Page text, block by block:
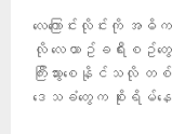
လေကြောင်းလိုင်းကို အ
လို လေယာဥ်ခရီးစဥ်တွ
ကြီးသွားစေနိုင်သလို
ဒေသခံတွေက စိုးရိမ်န